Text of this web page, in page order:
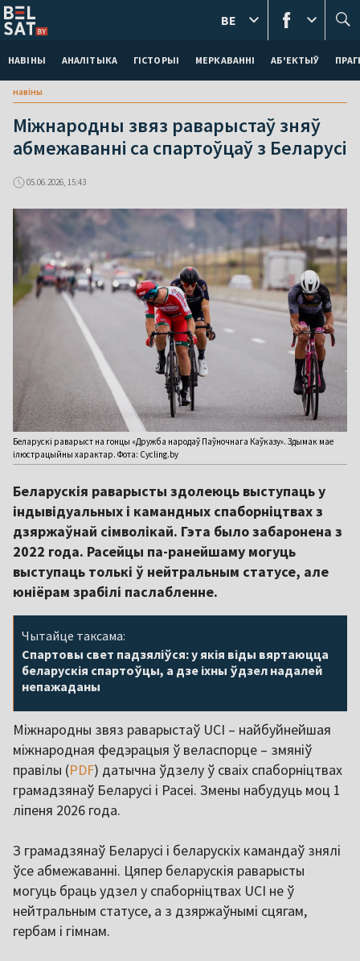
НАВІНЫ АНАЛІТЫКА ГІСТОРЫІ МЕРКАВАННI АБ'ЕКТЫЎ
BE
навіны
Міжнародны звяз раварыстаў зняў
абмежаванні са спартоўцаў з Беларусі
05.06.2026, 15:43
Беларускі раварыст на гонцы «Дружба народаў Паўночнага Каўказу». Здымак мае
ілюстрацыйны характар. Фота: Cycling.by
Беларускія раварысты здолеюць выступаць у
індывідуальных і камандных спаборніцтвах з
дзяржаўнай сімволікай. Гэта было забаронена з
2022 года. Расейцы па-ранейшаму могуць
выступаць толькі ў нейтральным статусе, але
юніёрам зрабілі паслабленне.
Чытайце таксама:
Спартовы свет падзяліўся: у якія віды вяртаюцца
беларускія спартоўцы, а дзе іхны ўдзел надалей
непажаданы
Міжнародны звяз раварыстаў UCI – найбуйнейшая
міжнародная федэрацыя ў веласпорце – змяніў
правілы (PDF) датычна ўдзелу ў сваіх спаборніцтвах
грамадзянаў Беларусі і Расеі. Змены набудуць моц 1
ліпеня 2026 года.
З грамадзянаў Беларусі і беларускіх камандаў знялі
ўсе абмежаванні. Цяпер беларускія раварысты
могуць браць удзел у спаборніцтвах UCI не ў
нейтральным статусе, а з дзяржаўнымі сцягам,
гербам і гімнам.